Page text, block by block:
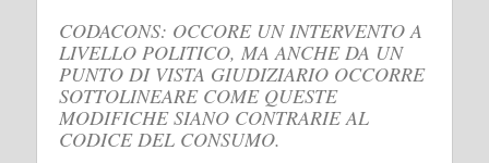
CODACONS: OCCORE UN INTERVENTO A
LIVELLO POLITICO, MA ANCHE DA UN
PUNTO DI VISTA GIUDIZIARIO OCCORRE
SOTTOLINEARE COME QUESTE
MODIFICHE SIANO CONTRARIE AL
CODICE DEL CONSUMO.